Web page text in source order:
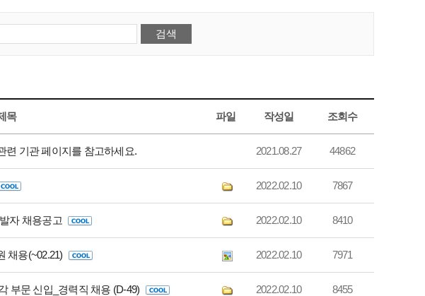
목 파일 작성일 조회수
련 기관 페이지를 참고하세요. 2021.08.27 44862
2022.02.10 7867
자 채용공고 2022.02.10 8410
채용(~02.21) 2022.02.10 7971
부문 신입_경력직 채용 (D-49) 2022.02.10 8455